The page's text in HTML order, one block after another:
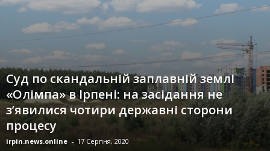
Суд по скандальній заплавній землі
«Олімпа» в Ірпені: на засідання не
з’явилися чотири державні сторони
процесу
irpin.news.online - 17 Серпня, 2020